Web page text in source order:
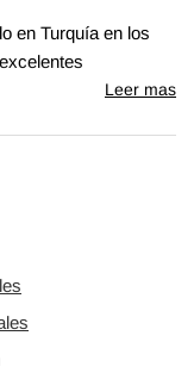
en Turquía en los
modernosLeer mas